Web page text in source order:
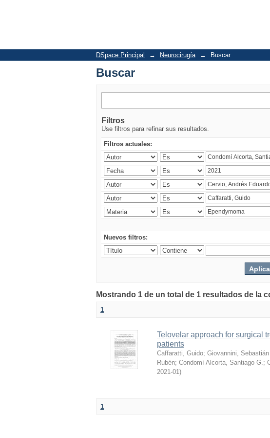
DSpace Principal → Neurocirugía → Buscar
Buscar
Filtros
Use filtros para refinar sus resultados.
Filtros actuales:
Nuevos filtros:
Mostrando 1 de un total de 1 resultados de la
1
Telovelar approach for surgical
patients
Caffaratti, Guido; Giovannini,
Rubén; Condomí Alcorta, Santiago G.;
2021-01)
1